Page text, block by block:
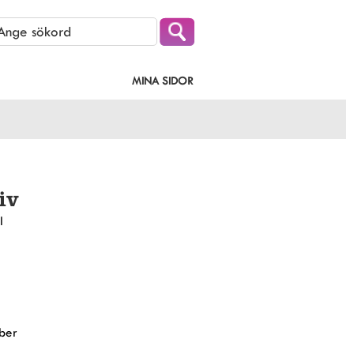
MINA SIDOR